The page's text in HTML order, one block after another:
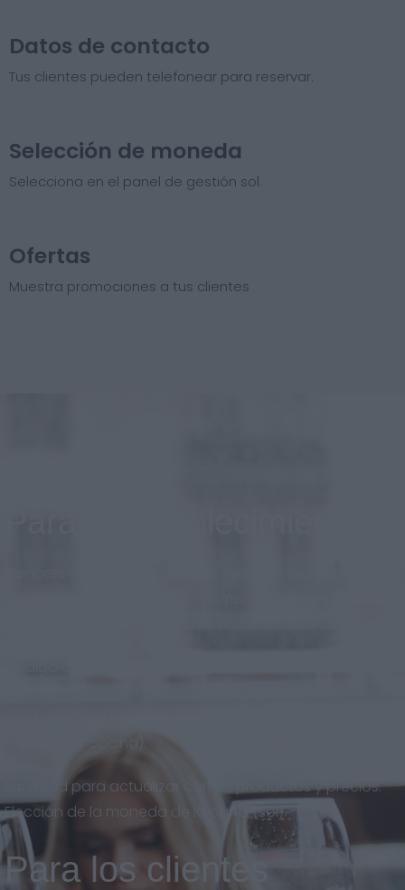
Datos de contacto
Tus clientes pueden telefonear para reservar.
Selección de moneda
Selecciona en el panel de gestión sol.
Ofertas
Muestra promociones a tus clientes
(apertura y cocina).
Facilidad para actualizar cartas, productos y precios.
Elección de la moneda de la carta (sol).
Para los clientes